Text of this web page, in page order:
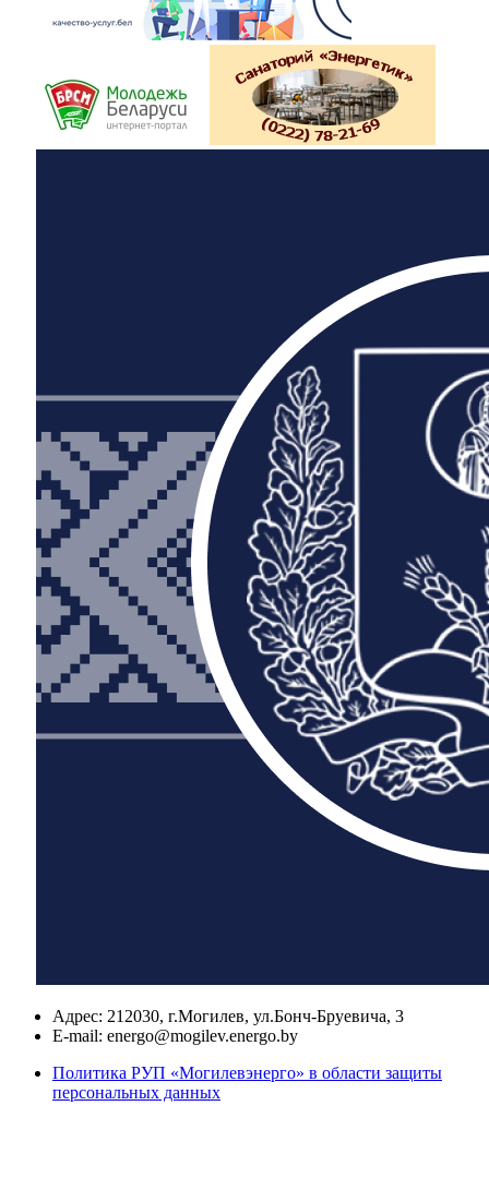
Адрес: 212030, г.Могилев, ул.Бонч-Бруевича, 3
E-mail: energo@mogilev.energo.by
Политика РУП «Могилевэнерго» в области защиты
персональных данных